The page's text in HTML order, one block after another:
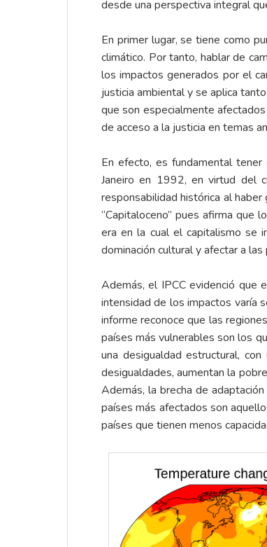
desde una perspectiva integral
En primer lugar, se tiene como
climático. Por tanto, hablar de
los impactos generados por el
justicia ambiental y se aplica
que son especialmente
de acceso a la justicia en temas
En efecto, es fundamental
Janeiro en 1992, en virtud del
responsabilidad histórica al
“Capitaloceno” pues afirma que
era en la cual el capitalismo se
dominación cultural y afectar a
Además, el IPCC evidenció que
intensidad de los impactos varía
informe reconoce que las
países más vulnerables son los
una desigualdad estructural,
desigualdades, aumentan la
Además, la brecha de
países más afectados son
países que tienen menos